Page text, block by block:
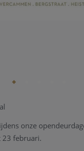
onze
23 februari.